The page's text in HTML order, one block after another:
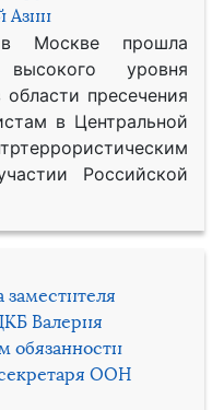
Азии
Москве прошла
высокого уровня
пресечения
в Центральной
Российской
заместителя
Валерия
обязанности
ООН